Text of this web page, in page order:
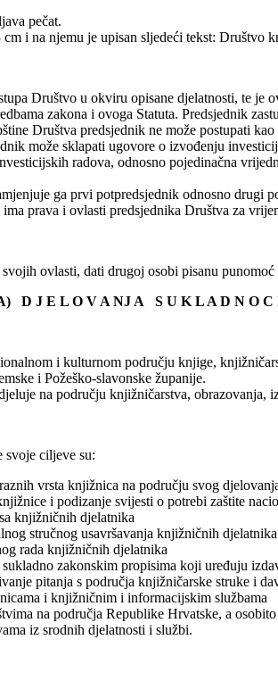
pečat.
i na njemu je upisan sljedeći tekst: Društvo
Društvo u okviru opisane djelatnosti, te
zakona i ovoga Statuta. Predsjednik
Društva predsjednik ne može postupati
može sklapati ugovore o izvođenju
radova, odnosno pojedinačna
ga prvi potpredsjednik odnosno drugi
prava i ovlasti predsjednika Društva za
ovlasti, dati drugoj osobi pisanu
D J E L O V A NJ A S U K L A D N O C
i kulturnom području knjige,
i Požeško-slavonske županije.
na području knjižničarstva, obrazovanja,
svoje ciljeve su:
vrsta knjižnica na području svog
i podizanje svijesti o potrebi zaštite
knjižničnih djelatnika
stručnog usavršavanja knjižničnih djelatnika
rada knjižničnih djelatnika
zakonskim propisima koji uređuju
pitanja s područja knjižničarske struke i
i knjižničnim i informacijskim službama
na područja Republike Hrvatske, a
iz srodnih djelatnosti i službi.